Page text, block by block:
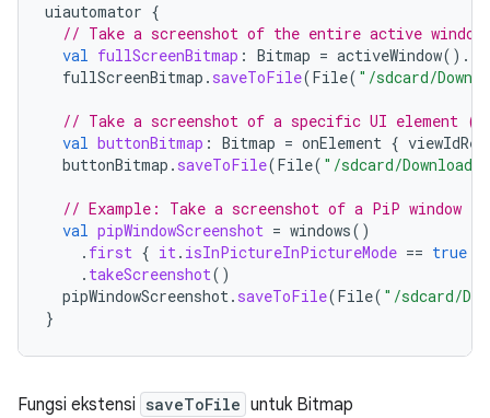
uiautomator {
// Take a screenshot of the entire active window
val fullScreenBitmap : Bitmap = activeWindow().
fullScreenBitmap . saveToFile(File( "/sdcard/
// Take a screenshot of a specific UI element
val buttonBitmap : Bitmap = onElement {
buttonBitmap . saveToFile(File( "/sdcard/Download/
// Example: Take a screenshot of a PiP window
val pipWindowScreenshot = windows()
. first { it. isInPictureInPictureMode == true
. takeScreenshot()
pipWindowScreenshot. saveToFile(File( "/sdcard/
}
Fungsi ekstensi saveToFile untuk Bitmap